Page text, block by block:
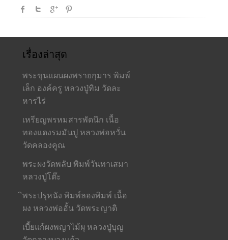
เรื่องล่าสุด
พระขุนแผนผงพรายกุมาร พิมพ์
เล็ก องค์ครู หลวงปู่ทิม วัดละ
หารไร่
เหรียญพรหมสารพัดนึก เนื้อ
ทองแดงรมมันปู หลวงพ่อหวั่น
วัดคลองคูณ
พระผงวัดพลับ พิมพ์วันทาเสมา
หลวงปู่โต๊ะ
ิพระปรุหนัง พิมพ์ลองพิมพ์ เนื้อ
ผง หลวงพ่ออั้น วัดพระญาติ
เบี้ยแก้ผงพญาไม้ผุ หลวงปู่บุญ